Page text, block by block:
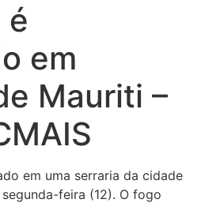
é
em
Mauriti –
em uma serraria da cidade
feira (12). O fogo